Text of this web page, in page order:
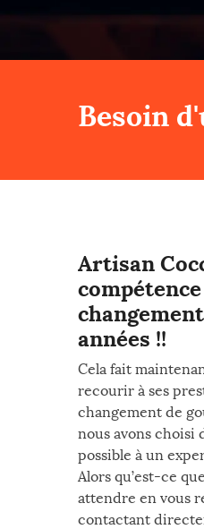
Besoin
Artisan
années !!
Cela fait
recourir à ses
changement de
nous avons choisi
possible à un
Alors qu’est-ce
attendre en vous
contactant